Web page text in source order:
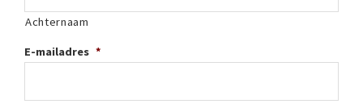
Achternaam
E-mailadres *